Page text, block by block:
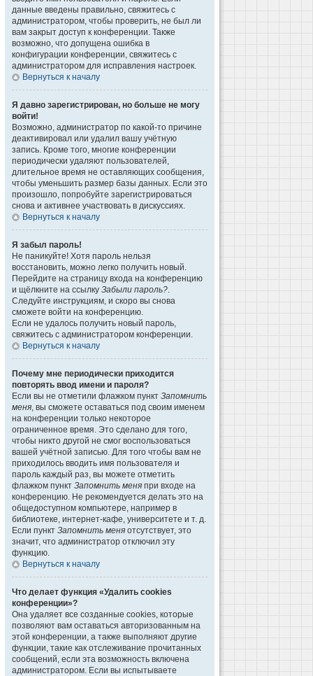
данные введены правильно, свяжитесь с
администратором, чтобы проверить, не был ли
вам закрыт доступ к конференции. Также
возможно, что допущена ошибка в
конфигурации конференции, свяжитесь с
администратором для исправления настроек.
Вернуться к началу
Я давно зарегистрирован, но больше не могу
войти!
Возможно, администратор по какой-то причине
деактивировал или удалил вашу учётную
запись. Кроме того, многие конференции
периодически удаляют пользователей,
длительное время не оставляющих сообщения,
чтобы уменьшить размер базы данных. Если это
произошло, попробуйте зарегистрироваться
снова и активнее участвовать в дискуссиях.
Вернуться к началу
Я забыл пароль!
Не паникуйте! Хотя пароль нельзя
восстановить, можно легко получить новый.
Перейдите на страницу входа на конференцию
и щёлкните на ссылку Забыли пароль?.
Следуйте инструкциям, и скоро вы снова
сможете войти на конференцию.
Если не удалось получить новый пароль,
свяжитесь с администратором конференции.
Вернуться к началу
Почему мне периодически приходится
повторять ввод имени и пароля?
Если вы не отметили флажком пункт Запомнить
меня, вы сможете оставаться под своим именем
на конференции только некоторое
ограниченное время. Это сделано для того,
чтобы никто другой не смог воспользоваться
вашей учётной записью. Для того чтобы вам не
приходилось вводить имя пользователя и
пароль каждый раз, вы можете отметить
флажком пункт Запомнить меня при входе на
конференцию. Не рекомендуется делать это на
общедоступном компьютере, например в
библиотеке, интернет-кафе, университете и т. д.
Если пункт Запомнить меня отсутствует, это
значит, что администратор отключил эту
функцию.
Вернуться к началу
Что делает функция «Удалить cookies
конференции»?
Она удаляет все созданные cookies, которые
позволяют вам оставаться авторизованным на
этой конференции, а также выполняют другие
функции, такие как отслеживание прочитанных
сообщений, если эта возможность включена
администратором. Если вы испытываете